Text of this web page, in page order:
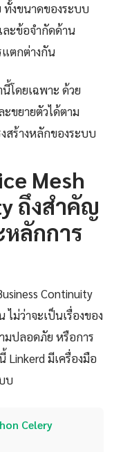
ทั้งขนาดของระบบ
ะข้อจำกัดด้าน
แตกต่างกัน
โดยเฉพาะ ด้วย
ขยายตัวได้ตาม
สร้างหลักของระบบ
Mesh
ถึงสำคัญ
ลักการ
Continuity
ม่ว่าจะเป็นเรื่องของ
มปลอดภัย หรือการ
มีเครื่องมือ
บ
Celery